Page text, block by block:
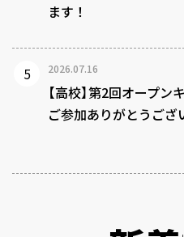
ます！
2026.07.16
【高校】第2回オープン
ご参加ありがとうござ